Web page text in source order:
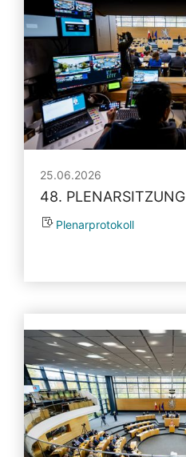
25.06.2026
48. PLENARSITZUNG
Plenarprotokoll